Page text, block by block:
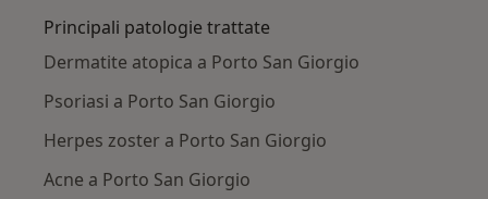
Principali patologie trattate
Dermatite atopica a Porto San Giorgio
Psoriasi a Porto San Giorgio
Herpes zoster a Porto San Giorgio
Acne a Porto San Giorgio